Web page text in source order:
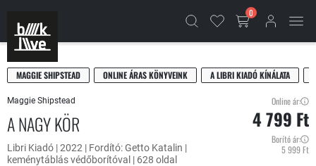
0
MAGGIE SHIPSTEAD ONLINE ÁRAS KÖNYVEINK A LIBRI KIADÓ KÍNÁLATA
Maggie Shipstead
A NAGY KÖR
Libri Kiadó | 2022 | Fordító: Getto Katalin |
keménytáblás védőborítóval | 628 oldal
Online ár:
4 799 Ft
Borító ár:
5 999 Ft